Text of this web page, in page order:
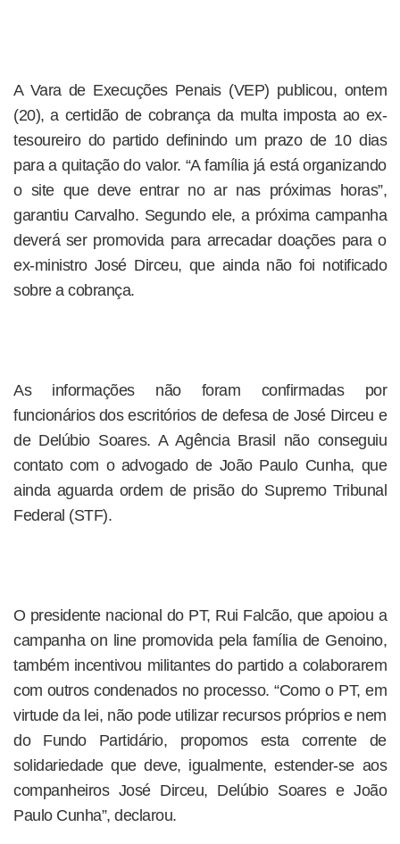
A Vara de Execuções Penais (VEP) publicou, ontem
(20), a certidão de cobrança da multa imposta ao ex-
tesoureiro do partido definindo um prazo de 10 dias
para a quitação do valor. “A família já está organizando
o site que deve entrar no ar nas próximas horas”,
garantiu Carvalho. Segundo ele, a próxima campanha
deverá ser promovida para arrecadar doações para o
ex-ministro José Dirceu, que ainda não foi notificado
sobre a cobrança.
As informações não foram confirmadas por
funcionários dos escritórios de defesa de José Dirceu e
de Delúbio Soares. A Agência Brasil não conseguiu
contato com o advogado de João Paulo Cunha, que
ainda aguarda ordem de prisão do Supremo Tribunal
Federal (STF).
O presidente nacional do PT, Rui Falcão, que apoiou a
campanha on line promovida pela família de Genoino,
também incentivou militantes do partido a colaborarem
com outros condenados no processo. “Como o PT, em
virtude da lei, não pode utilizar recursos próprios e nem
do Fundo Partidário, propomos esta corrente de
solidariedade que deve, igualmente, estender-se aos
companheiros José Dirceu, Delúbio Soares e João
Paulo Cunha”, declarou.